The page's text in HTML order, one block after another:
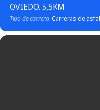
OVIEDO. 5,5KM
Tipo de carrera Carreras de